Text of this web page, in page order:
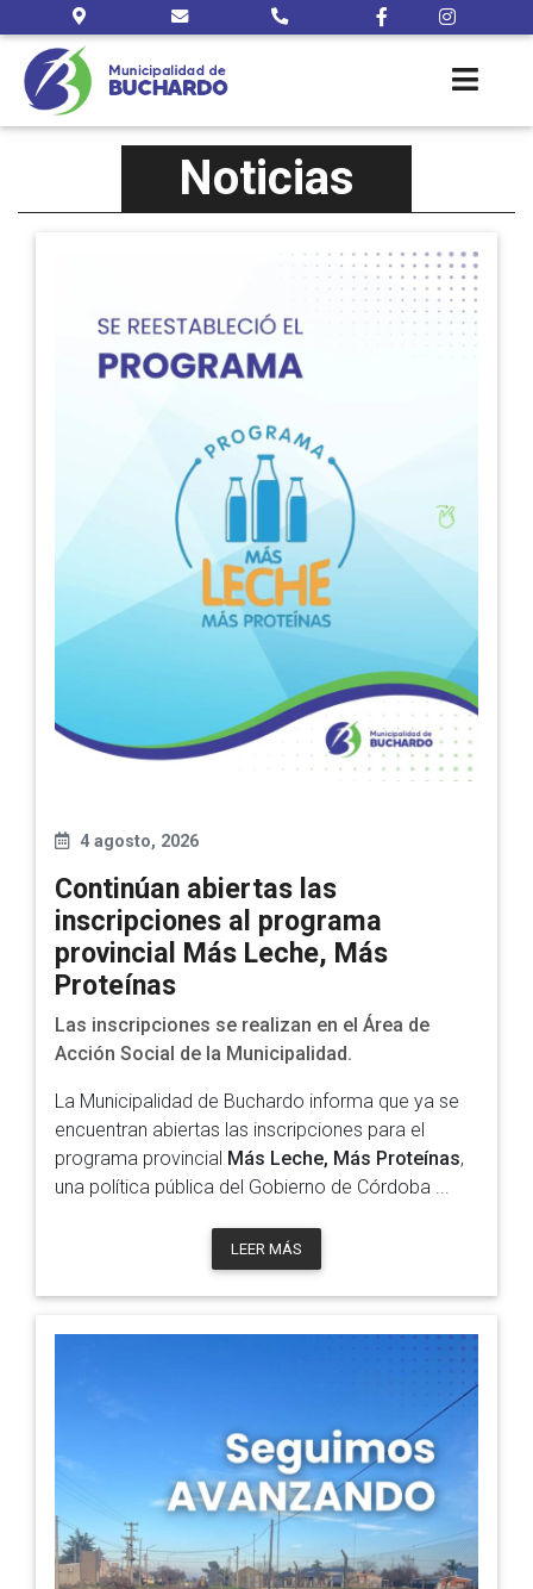
Noticias
4 agosto, 2026
Continúan abiertas las
inscripciones al programa
provincial Más Leche, Más
Proteínas
Las inscripciones se realizan en el Área de
Acción Social de la Municipalidad.
La Municipalidad de Buchardo informa que ya se
encuentran abiertas las inscripciones para el
programa provincial Más Leche, Más Proteínas,
una política pública del Gobierno de Córdoba ...
LEER MÁS